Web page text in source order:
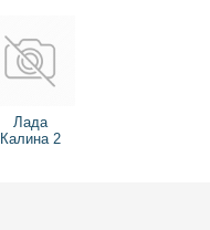
Лада
Калина 2